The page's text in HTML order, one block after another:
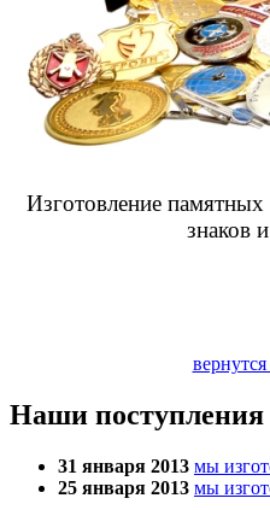
Изготовление
знаков
Наши поступления
31 января 2013 мы
25 января 2013 мы